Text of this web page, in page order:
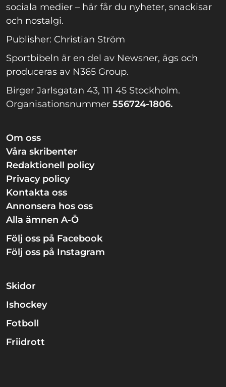
sociala medier – här får du nyheter, snackisar
och nostalgi.
Publisher: Christian Ström
Sportbibeln är en del av Newsner, ägs och
produceras av N365 Group.
Birger Jarlsgatan 43, 111 45 Stockholm.
Organisationsnummer 556724-1806.
Om oss
Våra skribenter
Redaktionell policy
Privacy policy
Kontakta oss
Annonsera hos oss
Alla ämnen A-Ö
Följ oss på Facebook
Följ oss på Instagram
Skidor
Ishockey
Fotboll
Friidrott